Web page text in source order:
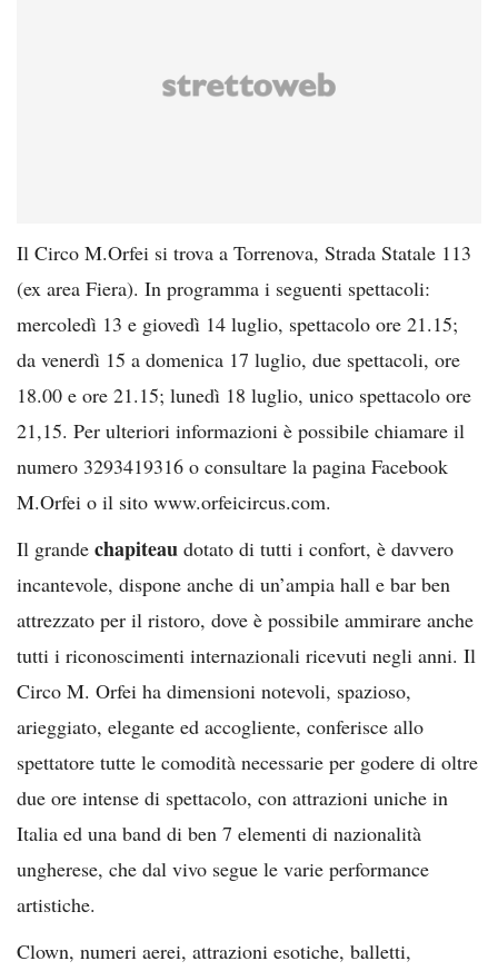
Il Circo M.Orfei si trova a Torrenova, Strada Statale 113
(ex area Fiera). In programma i seguenti spettacoli:
mercoledì 13 e giovedì 14 luglio, spettacolo ore 21.15;
da venerdì 15 a domenica 17 luglio, due spettacoli, ore
18.00 e ore 21.15; lunedì 18 luglio, unico spettacolo ore
21,15. Per ulteriori informazioni è possibile chiamare il
numero 3293419316 o consultare la pagina Facebook
M.Orfei o il sito www.orfeicircus.com.
Il grande chapiteau dotato di tutti i confort, è davvero
incantevole, dispone anche di un’ampia hall e bar ben
attrezzato per il ristoro, dove è possibile ammirare anche
tutti i riconoscimenti internazionali ricevuti negli anni. Il
Circo M. Orfei ha dimensioni notevoli, spazioso,
arieggiato, elegante ed accogliente, conferisce allo
spettatore tutte le comodità necessarie per godere di oltre
due ore intense di spettacolo, con attrazioni uniche in
Italia ed una band di ben 7 elementi di nazionalità
ungherese, che dal vivo segue le varie performance
artistiche.
Clown, numeri aerei, attrazioni esotiche, balletti,